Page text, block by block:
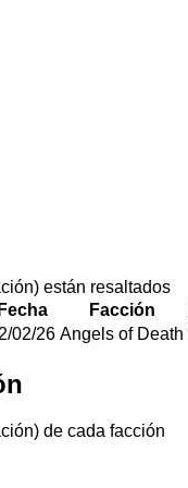
están resaltados
Fecha Facción
02/26 Angels of Death
de cada facción